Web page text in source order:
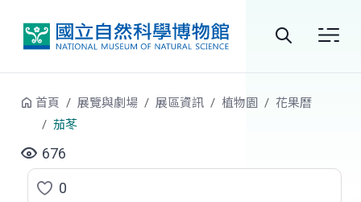
站
首頁 展覽與劇場 展區資訊 植物園
花果曆
茄苳
676
0